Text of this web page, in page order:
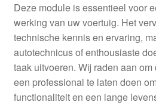
Deze module is essentieel voor
werking van uw voertuig. Het
technische kennis en ervaring,
autotechnicus of enthousiaste
taak uitvoeren. Wij raden aan
een professional te laten doen
functionaliteit en een lange